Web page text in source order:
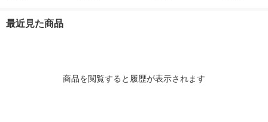
最近見た商品
商品を閲覧すると履歴が表示されます